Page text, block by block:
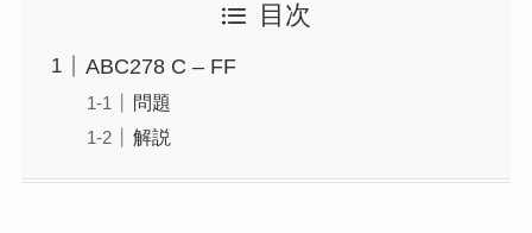
目次
ABC278 C – FF
問題
解説